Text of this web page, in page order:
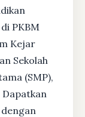
PKBM
Kejar
Sekolah
(SMP),
Dapatkan